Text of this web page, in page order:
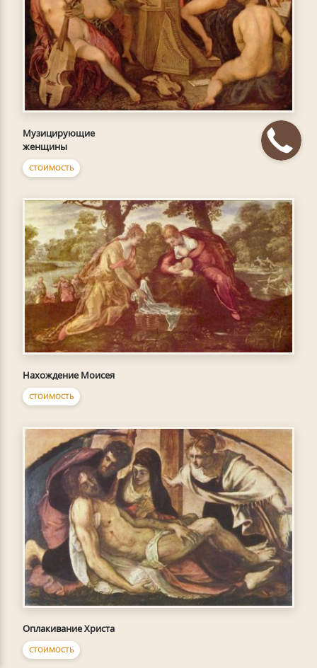
Музицирующие
женщины
СТОИМОСТЬ
Нахождение Моисея
СТОИМОСТЬ
Оплакивание Христа
СТОИМОСТЬ